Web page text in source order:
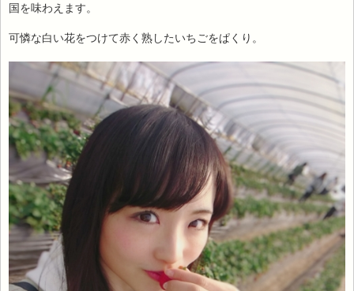
国を味わえます。
可憐な白い花をつけて赤く熟したいちごをぱくり。